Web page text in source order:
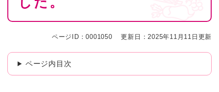
ページID：0001050 更新日：2025年11月11日更新
ページ内目次